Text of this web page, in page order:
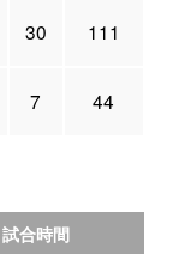
30 111
7 44
試合時間